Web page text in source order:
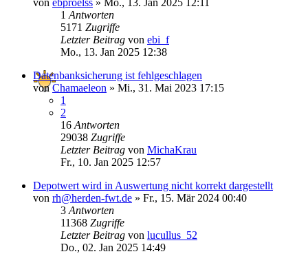
1 Antworten
5171 Zugriffe
Letzter Beitrag von ebi_f
Mo., 13. Jan 2025 12:38
Datenbanksicherung ist fehlgeschlagen
vonChamaeleon » Mi., 31. Mai 2023 17:15
1
2
16 Antworten
29038 Zugriffe
Letzter Beitrag von MichaKrau
Fr., 10. Jan 2025 12:57
Depotwert wird in Auswertung nicht korrekt dargestellt
von rh@herden-fwt.de » Fr., 15. Mär 2024 00:40
3 Antworten
11368 Zugriffe
Letzter Beitrag von lucullus_52
Do., 02. Jan 2025 14:49